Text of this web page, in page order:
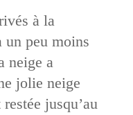
à la
un peu moins
neige a
jolie neige
jusqu’au